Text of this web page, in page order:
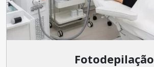
Fotodepilação